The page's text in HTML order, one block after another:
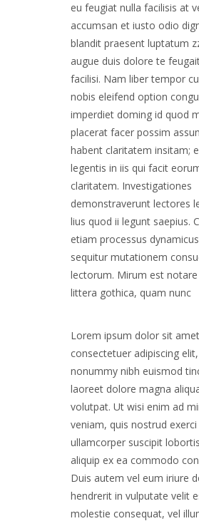
eu feugiat nulla facilisis at
accumsan et iusto odio
blandit praesent luptatum
augue duis dolore te
facilisi. Nam liber tempor
nobis eleifend option
imperdiet doming id quod
placerat facer possim
habent claritatem insitam;
legentis in iis qui facit
claritatem. Investigationes
demonstraverunt lectores
lius quod ii legunt saepius.
etiam processus
sequitur mutationem
lectorum. Mirum est
littera gothica, quam nunc
Lorem ipsum dolor sit
consectetuer adipiscing
nonummy nibh euismod
laoreet dolore magna
volutpat. Ut wisi enim ad
veniam, quis nostrud
ullamcorper suscipit
aliquip ex ea commodo
Duis autem vel eum iriure
hendrerit in vulputate velit
molestie consequat, vel